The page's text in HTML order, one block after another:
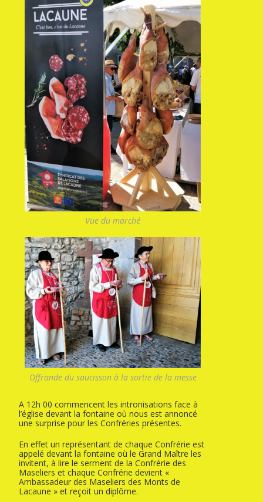
Vue du marché
Offrande du saucisson à la sortie de la messe
A 12h 00 commencent les intronisations face à
l’église devant la fontaine où nous est annoncé
une surprise pour les Confréries présentes.
En effet un représentant de chaque Confrérie est
appelé devant la fontaine où le Grand Maître les
invitent, à lire le serment de la Confrérie des
Maseliers et chaque Confrérie devient «
Ambassadeur des Maseliers des Monts de
Lacaune » et reçoit un diplôme.